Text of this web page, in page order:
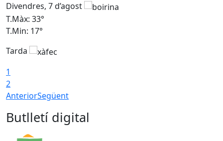
Divendres, 7 d’agost
T.Màx: 33°
T.Min: 17°
Tarda
1
2
AnteriorSegüent
Butlletí digital